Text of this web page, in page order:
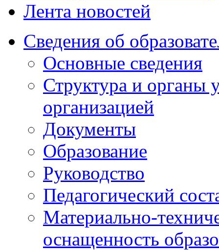
Лента новостей
Сведения об
Основные сведения
Структура и органы
организацией
Документы
Образование
Руководство
Педагогический
Материально-
оснащенность